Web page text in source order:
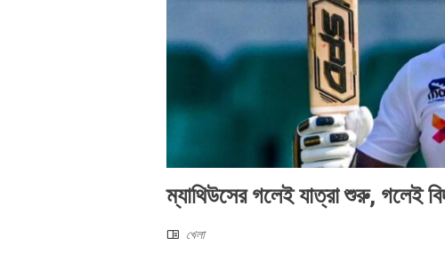
ম্যাথিউসের গলেই যাত্রা শুরু, গলেই
খেলা